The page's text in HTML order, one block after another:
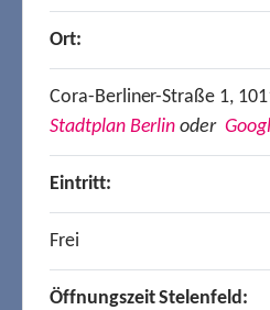
Ort:
Cora-Berliner-Straße 1,
Stadtplan Berlin oder
Eintritt:
Frei
Öffnungszeit Stelenfeld: